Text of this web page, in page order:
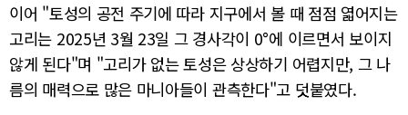
이어 "토성의 공전 주기에 따라 지구에서 볼 때 점점 엷어지는
고리는 2025년 3월 23일 그 경사각이 0°에 이르면서 보이지
않게 된다"며 "고리가 없는 토성은 상상하기 어렵지만, 그 나
름의 매력으로 많은 마니아들이 관측한다"고 덧붙였다.